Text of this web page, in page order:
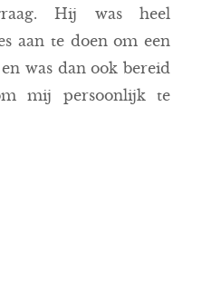
Hij was heel
aan te doen om een
was dan ook bereid
mij persoonlijk te